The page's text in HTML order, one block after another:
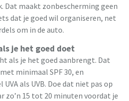
Dat maakt zonbescherming geen
dat je goed wil organiseren, net
om in de auto.
je het goed doet
als je het goed aanbrengt. Dat
minimaal SPF 30, en
als UVB. Doe dat niet pas op
15 tot 20 minuten voordat je